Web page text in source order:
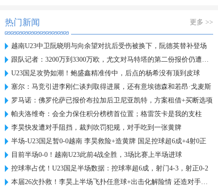
热门新闻 更多 >>
越南U23中卫阮晓明与向余望对抗后受伤被换下，阮德英替补登场
跟队记者：3200万到3300万欧，尤文对马特塔的第二份报价仍遭拒绝
U23国足攻势如潮！鲍盛鑫精准传中，后点的杨希没有顶到皮球
塞尔：马竞引进李刚仁谈判取得进展，还有意埃德森和若昂·戈麦斯
罗马诺：佛罗伦萨已报价布拉加后卫尼亚凯特，方案租借+买断选项
帕夫洛维奇：会全力保住积分榜榜首位置；格雷茨卡是我的支柱
李昊快发遭对手阻挡，裁判吹罚犯规，对手吃到一张黄牌
半场-U23国足暂0-0越南 李昊救险+造黄牌 国足控球超6成+4射0正
目前半场0-0！越南U23此前4战全胜，3场比赛上半场进球
控球率占优！U23国足半场数据：控球率超6成，射门4-3，射正0-2
本届26次扑救！李昊上半场飞扑任意球+出击化解险情 还造对手一黄